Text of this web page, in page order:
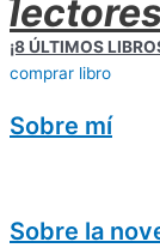
lectores
¡8 ÚLTIMOS
comprar libro
Sobre mí
Sobre la